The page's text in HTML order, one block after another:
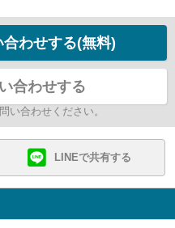
わせする(無料)
合わせする
い合わせください。
LINEで共有する